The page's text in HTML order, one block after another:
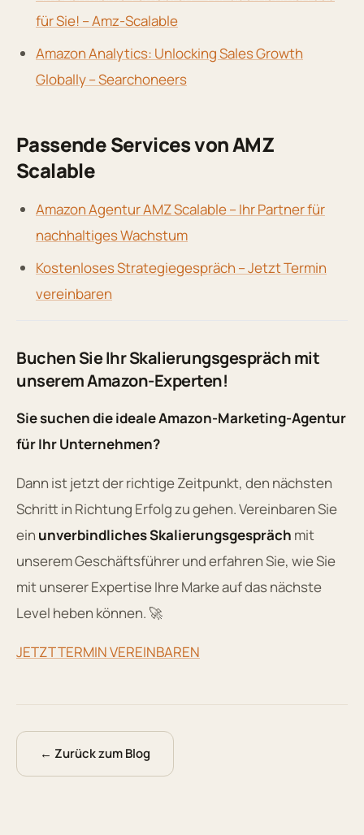
für Sie! – Amz-Scalable
Amazon Analytics: Unlocking Sales Growth
Globally – Searchoneers
Passende Services von AMZ
Scalable
Amazon Agentur AMZ Scalable – Ihr Partner für
nachhaltiges Wachstum
Kostenloses Strategiegespräch – Jetzt Termin
vereinbaren
Buchen Sie Ihr Skalierungsgespräch mit
unserem Amazon-Experten!
Sie suchen die ideale Amazon-Marketing-Agentur
für Ihr Unternehmen?
Dann ist jetzt der richtige Zeitpunkt, den nächsten
Schritt in Richtung Erfolg zu gehen. Vereinbaren Sie
ein unverbindliches Skalierungsgespräch mit
unserem Geschäftsführer und erfahren Sie, wie Sie
mit unserer Expertise Ihre Marke auf das nächste
Level heben können. 🚀
JETZT TERMIN VEREINBAREN
← Zurück zum Blog